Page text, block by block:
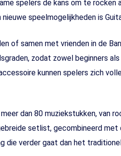
spelers de kans om te
speelmogelijkheden is
of samen met vrienden in de
zodat zowel beginners
kunnen spelers zich
dan 80 muziekstukken,
setlist, gecombineerd met
die verder gaat dan het